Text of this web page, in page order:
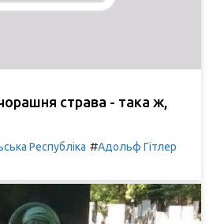
страва - така ж,
Республіка #Адольф Гітлер